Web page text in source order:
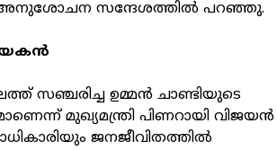
അനുശോചന സന്ദേശത്തില്‍ പറഞ്ഞു.
സഞ്ചരിച്ച ഉമ്മന്‍ ചാണ്ടിയുടെ
മുഖ്യമന്ത്രി പിണറായി വിജയന്‍
ജനജീവിതത്തില്‍